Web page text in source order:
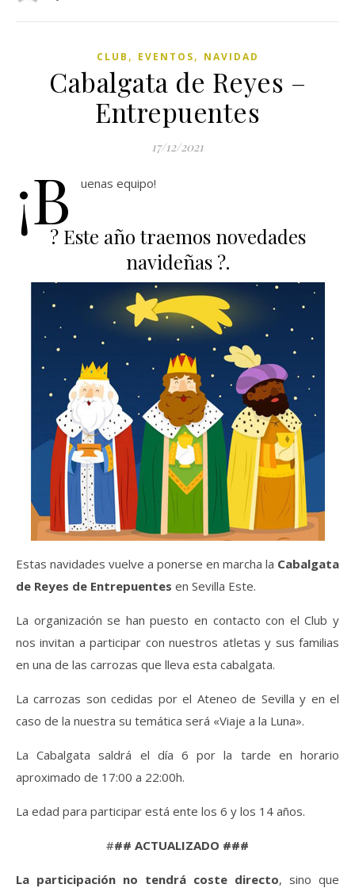
CLUB , EVENTOS, NAVIDAD
Cabalgata de Reyes –
Entrepuentes
17/12/2021
¡B uenas equipo!
? Este año traemos novedades
navideñas ?.
Estas navidades vuelve a ponerse en marcha la Cabalgata
de Reyes de Entrepuentes en Sevilla Este.
La organización se han puesto en contacto con el Club y
nos invitan a participar con nuestros atletas y sus familias
en una de las carrozas que lleva esta cabalgata.
La carrozas son cedidas por el Ateneo de Sevilla y en el
caso de la nuestra su temática será «Viaje a la Luna».
La Cabalgata saldrá el día 6 por la tarde en horario
aproximado de 17:00 a 22:00h.
La edad para participar está ente los 6 y los 14 años.
### ACTUALIZADO ###
La participación no tendrá coste directo, sino que